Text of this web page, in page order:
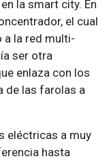
la smart city. En
el cual
a la red multi-
ser otra
enlaza con los
de las farolas a
eléctricas a muy
hasta